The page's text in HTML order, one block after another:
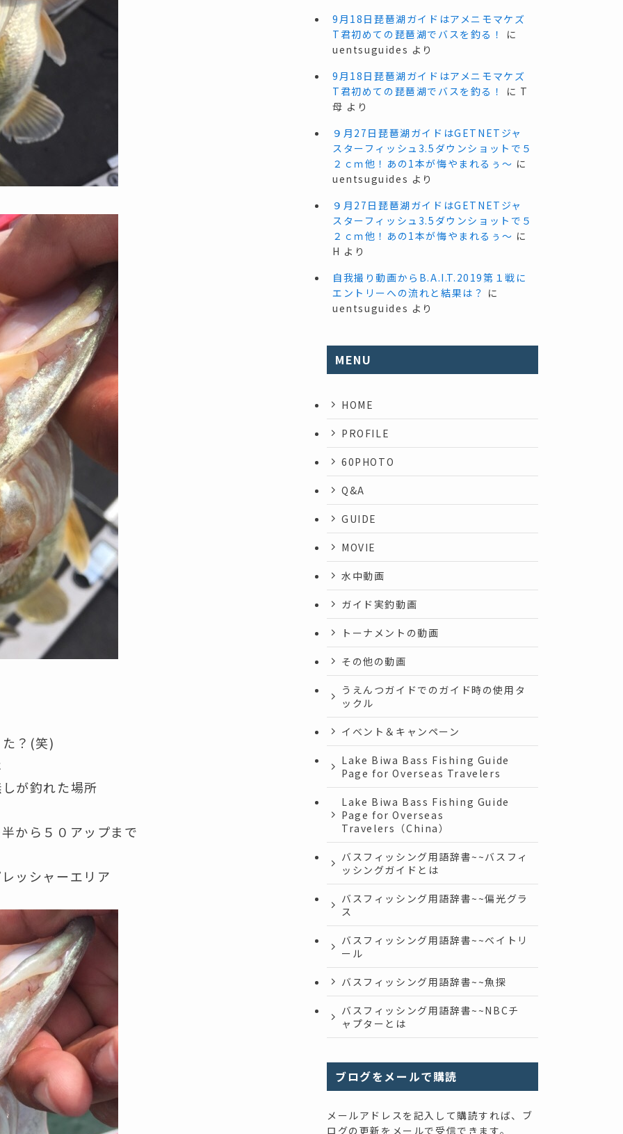
？(笑)
が釣れた場所
から５０アップまで
ッシャーエリア
9月18日琵琶湖ガイドはアメニモマケズ
T君初めての琵琶湖でバスを釣る！
に
uentsuguides より
9月18日琵琶湖ガイドはアメニモマケズ
T君初めての琵琶湖でバスを釣る！
に T
母 より
９月27日琵琶湖ガイドはGETNETジャ
スターフィッシュ3.5ダウンショットで５
２ｃｍ他！あの1本が悔やまれるぅ～ に
uentsuguides より
９月27日琵琶湖ガイドはGETNETジャ
スターフィッシュ3.5ダウンショットで５
２ｃｍ他！あの1本が悔やまれるぅ～ に
H より
自我撮り動画からB.A.I.T.2019第１戦に
エントリーへの流れと結果は？ に
uentsuguides より
MENU
HOME
PROFILE
60PHOTO
Q&A
GUIDE
MOVIE
水中動画
ガイド実釣動画
トーナメントの動画
その他の動画
うえんつガイドでのガイド時の使用タ
ックル
イベント＆キャンペーン
Lake Biwa Bass Fishing Guide
Page for Overseas Travelers
Lake Biwa Bass Fishing Guide
Page for Overseas
Travelers（China）
バスフィッシング用語辞書~~バスフィ
ッシングガイドとは
バスフィッシング用語辞書~~偏光グラ
ス
バスフィッシング用語辞書~~ベイトリ
ール
バスフィッシング用語辞書~~魚探
バスフィッシング用語辞書~~NBCチ
ャプターとは
ブログをメールで購読
メールアドレスを記入して購読すれば、ブ
ログの更新をメールで受信できます。